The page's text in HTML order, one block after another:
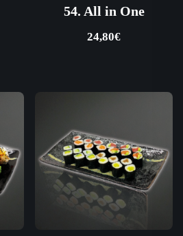
54. All in One
24,80€